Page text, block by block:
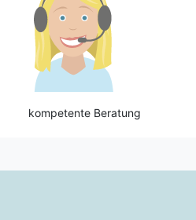
kompetente Beratung